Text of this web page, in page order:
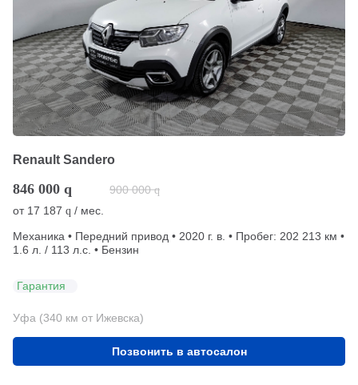
Renault Sandero
846 000 q 900 000 q
от 17 187 q / мес.
Механика • Передний привод • 2020 г. в. • Пробег: 202 213 км •
1.6 л. / 113 л.с. • Бензин
Гарантия
Уфа (340 км от Ижевска)
Позвонить в автосалон